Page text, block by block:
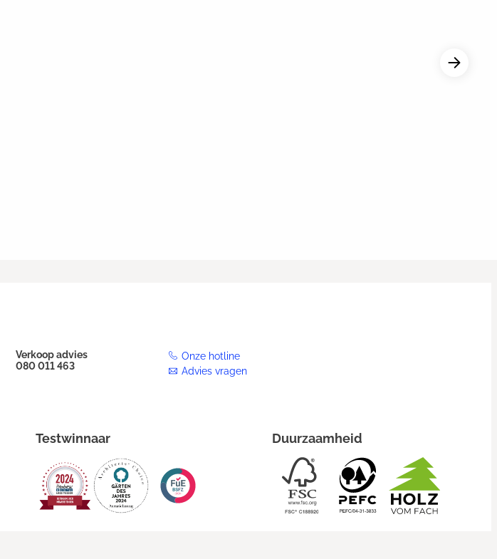
Verkoop advies
080 011 463
Onze hotline
Advies vragen
Testwinnaar Duurzaamheid